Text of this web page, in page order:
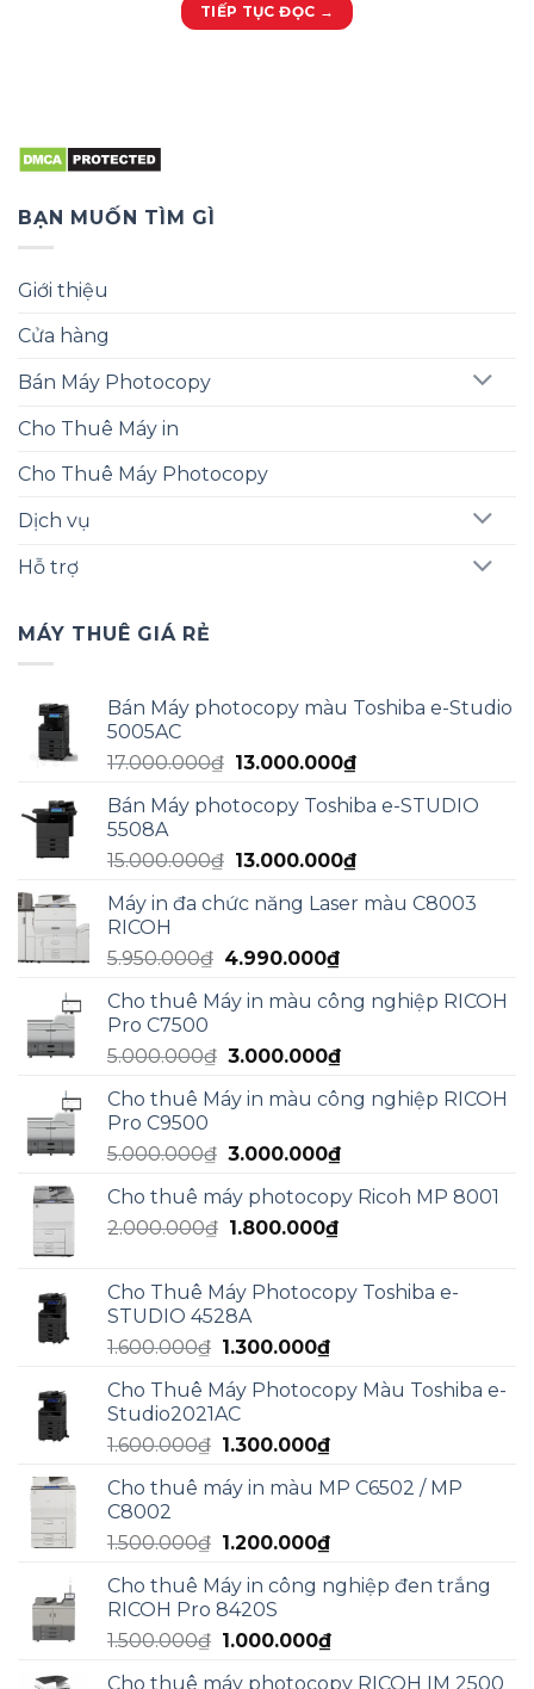
TIẾP TỤC ĐỌC →
BẠN MUỐN TÌM GÌ
Giới thiệu
Cửa hàng
Bán Máy Photocopy
Cho Thuê Máy in
Cho Thuê Máy Photocopy
Dịch vụ
Hỗ trợ
MÁY THUÊ GIÁ RẺ
Bán Máy photocopy màu Toshiba e-Studio
5005AC
17.000.000₫ Giá
là:
13.000.000₫Giá
tại
13.000.000₫.
Bán Máy photocopy Toshiba e-STUDIO
5508A
15.000.000₫ Giá
là:
13.000.000₫Giá
tại
Máy in đa chức năng Laser màu C8003
RICOH
5.950.000₫ Giá
là:
4.990.000₫Giá
tại
4.990.000₫.
Cho thuê Máy in màu công nghiệp RICOH
Pro C7500
5.000.000₫ Giá
là:
3.000.000₫Giá
tại
3.000.000₫.
Cho thuê Máy in màu công nghiệp RICOH
Pro C9500
5.000.000₫ Giá
là:
5.000.000₫.
3.000.000₫Giá
tại
Cho thuê máy photocopy Ricoh MP 8001
2.000.000₫ Giá
2.000.000₫.
1.800.000₫Giá
là:
Cho Thuê Máy Photocopy Toshiba e-
STUDIO 4528A
1.600.000₫ Giá
là:
1.600.000₫.
1.300.000₫Giá
tại
1.300.000₫.
Cho Thuê Máy Photocopy Màu Toshiba e-
Studio2021AC
1.600.000₫ Giá
là:
1.300.000₫Giá
tại
1.300.000₫.
Cho thuê máy in màu MP C6502 / MP
C8002
1.500.000₫ Giá
là:
1.500.000₫.
1.200.000₫Giá
tại
1.200.000₫.
Cho thuê Máy in công nghiệp đen trắng
RICOH Pro 8420S
1.500.000₫ Giá
1.000.000₫Giá
Cho thuê máy photocopy RICOH IM 2500